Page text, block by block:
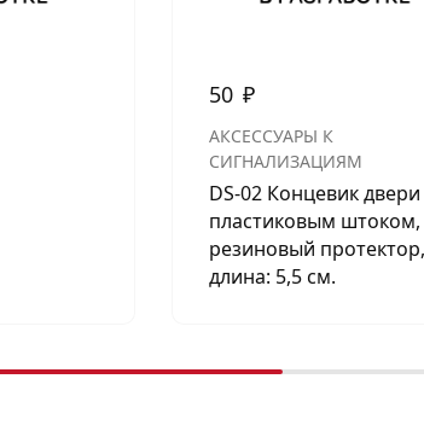
50 ₽
АКСЕССУАРЫ К
СИГНАЛИЗАЦИЯМ
DS-02 Концевик двери
пластиковым штоком,
резиновый протектор,
длина: 5,5 см.